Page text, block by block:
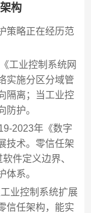
构
策略正在经历范
工业控制系统网
实施分区分域管
隔离；当工业控
护。
2023年《数字
技术。零信任架
件定义边界、
系。
业控制系统扩展
信任架构，能实